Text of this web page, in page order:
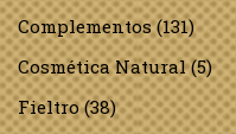
Complementos(131)
Cosmética Natural(5)
Fieltro(38)